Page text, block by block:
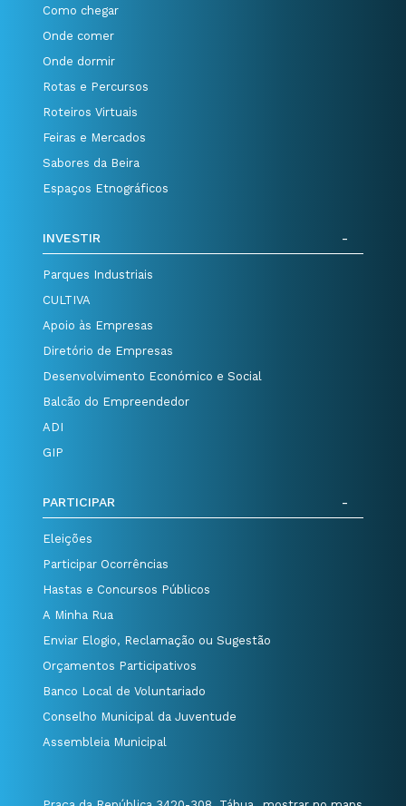
Como chegar
Onde comer
Onde dormir
Rotas e Percursos
Roteiros Virtuais
Feiras e Mercados
Sabores da Beira
Espaços Etnográficos
INVESTIR
Parques Industriais
CULTIVA
Apoio às Empresas
Diretório de Empresas
Desenvolvimento Económico e Social
Balcão do Empreendedor
ADI
GIP
PARTICIPAR
Eleições
Participar Ocorrências
Hastas e Concursos Públicos
A Minha Rua
Enviar Elogio, Reclamação ou Sugestão
Orçamentos Participativos
Banco Local de Voluntariado
Conselho Municipal da Juventude
Assembleia Municipal